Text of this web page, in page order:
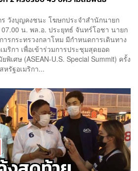
วังบุญคงชนะ โฆษกประจำสำนักนายก
07.00 น. พล.อ. ประยุทธ์ จันทร์โอชา นายก
รกระทรวงกลาโหม มีกำหนดการเดินทาง
มริกา เพื่อเข้าร่วมการประชุมสุดยอด
พิเศษ (ASEAN-U.S. Special Summit) ครั้ง
รัฐอเมริกา...